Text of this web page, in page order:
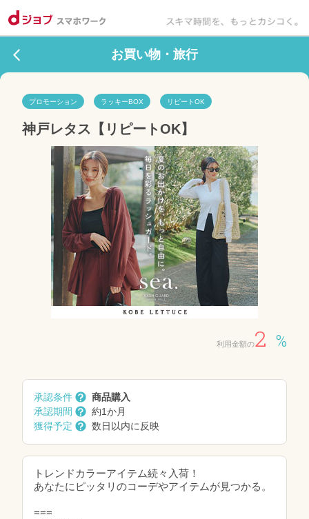
お買い物・旅行
プロモーション ラッキーBOX リピートOK
神戸レタス【リピートOK】
利用金額の2 %
承認条件
商品購入
承認期間
約1か月
獲得予定
数日以内に反映
トレンドカラーアイテム続々入荷！
あなたにピッタリのコーデやアイテムが見つかる。
===